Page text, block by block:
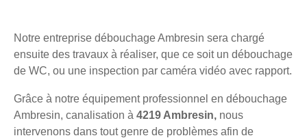
Notre entreprise débouchage Ambresin sera chargé
ensuite des travaux à réaliser, que ce soit un débouchage
de WC, ou une inspection par caméra vidéo avec rapport.
Grâce à notre équipement professionnel en débouchage
Ambresin, canalisation à 4219 Ambresin, nous
intervenons dans tout genre de problèmes afin de